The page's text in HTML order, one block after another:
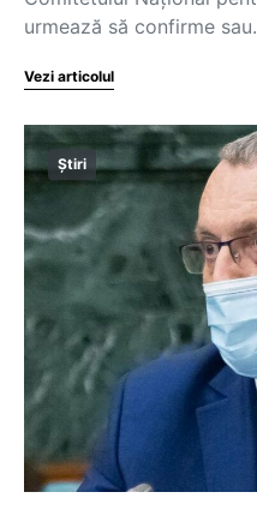
urmează să confirme
Vezi articolul
Știri